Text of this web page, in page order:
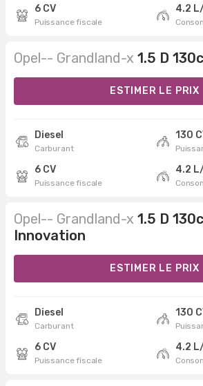
6 CV
Puissance fiscale
4.2
Opel-- Grandland-x 1.5 D
ESTIMER LE PRIX
Diesel
Carburant
130
6 CV
Puissance fiscale
4.2
Opel-- Grandland-x 1.5 D
Innovation
ESTIMER LE PRIX
Diesel
Carburant
130
6 CV
Puissance fiscale
4.2